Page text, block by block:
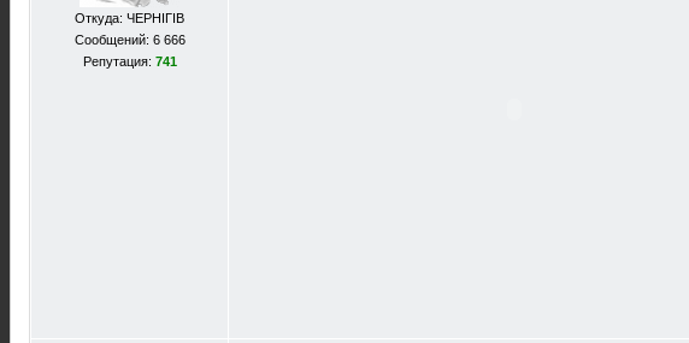
Откуда: ЧЕРНIГIВ
Сообщений: 6 666
Репутация: 741